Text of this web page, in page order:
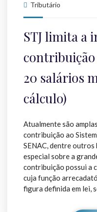
Tributário
STJ limita a
contribuição
20 salários
cálculo)
Atualmente são
contribuição ao
SENAC, dentre outros
especial sobre a
contribuição possui a
cuja função
figura definida em lei,